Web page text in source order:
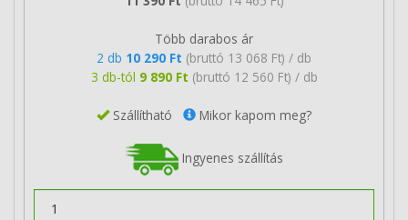
Több darabos ár
2 db 10 290 Ft (bruttó 13 068 Ft) / db
3 db-tól 9 890 Ft (bruttó 12 560 Ft) / db
Szállítható Mikor kapom meg?
Ingyenes szállítás